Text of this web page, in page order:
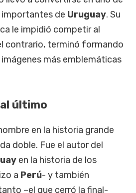
de Uruguay. Su
le impidió competir al
contrario, terminó formando
más emblemáticas
último
en la historia grande
doble. Fue el autor del
en la historia de los
a Perú- y también
–el que cerró la final-